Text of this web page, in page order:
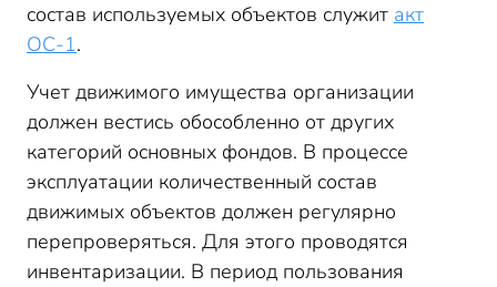
состав используемых объектов служит акт
ОС-1.
Учет движимого имущества организации
должен вестись обособленно от других
категорий основных фондов. В процессе
эксплуатации количественный состав
движимых объектов должен регулярно
перепроверяться. Для этого проводятся
инвентаризации. В период пользования